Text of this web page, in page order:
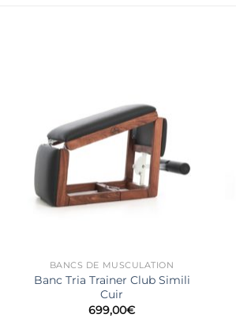
BANCS DE MUSCULATION
Banc Tria Trainer Club Simili
Cuir
699,00€